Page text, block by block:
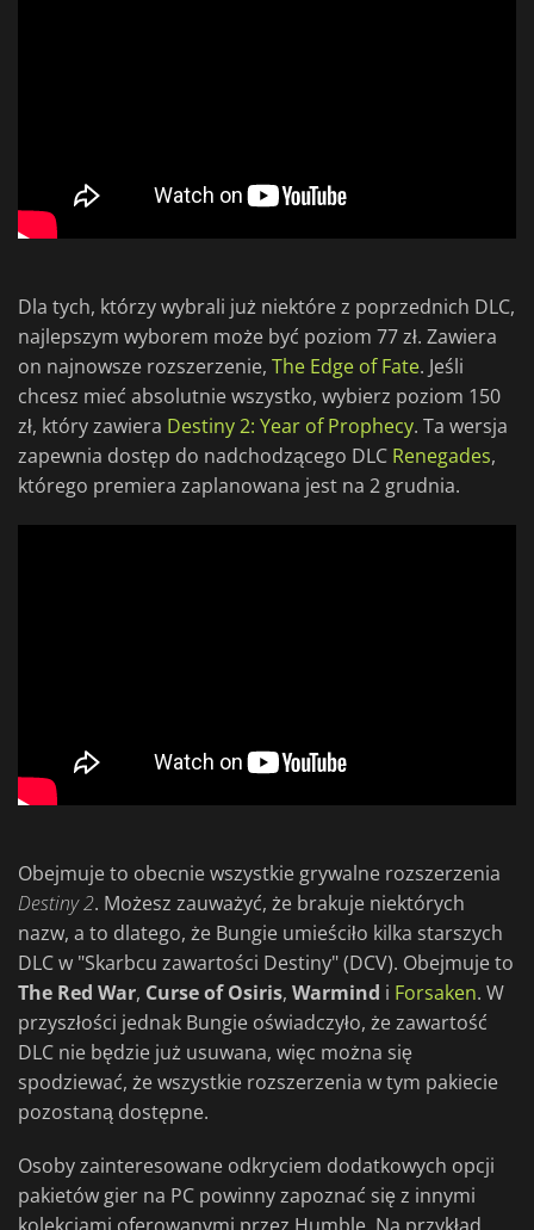
Dla tych, którzy wybrali już niektóre z poprzednich DLC,
najlepszym wyborem może być poziom 77 zł. Zawiera
on najnowsze rozszerzenie, The Edge of Fate. Jeśli
chcesz mieć absolutnie wszystko, wybierz poziom 150
zł, który zawiera Destiny 2: Year of Prophecy. Ta wersja
zapewnia dostęp do nadchodzącego DLC Renegades,
którego premiera zaplanowana jest na 2 grudnia.
Obejmuje to obecnie wszystkie grywalne rozszerzenia
Destiny 2​​​​​​. Możesz zauważyć, że brakuje niektórych
nazw, a to dlatego, że Bungie umieściło kilka starszych
DLC w "Skarbcu zawartości Destiny" (DCV). Obejmuje to
The Red War, Curse of Osiris, Warmind i Forsaken. W
przyszłości jednak Bungie oświadczyło, że zawartość
DLC nie będzie już usuwana, więc można się
spodziewać, że wszystkie rozszerzenia w tym pakiecie
pozostaną dostępne.
Osoby zainteresowane odkryciem dodatkowych opcji
pakietów gier na PC powinny zapoznać się z innymi